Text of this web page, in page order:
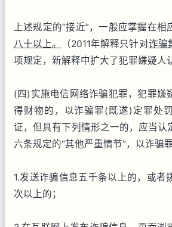
上述规定的“接近”，一般应掌握在相
八十以上。
（2011年解释只针对诈骗
项规定，新解释中扩大了犯罪嫌疑人
(四)实施电信网络诈骗犯罪，犯罪嫌
得财物的，以诈骗罪(既遂)定罪处
证，但具有下列情形之一的，应当认
六条规定的“其他严重情节”，以诈骗
1.发送诈骗信息五千条以上的，或者
次以上的；